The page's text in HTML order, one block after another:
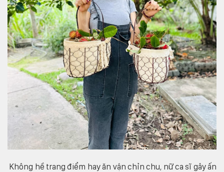
Không hề trang điểm hay ăn vận chỉn chu, nữ ca sĩ gây ấn